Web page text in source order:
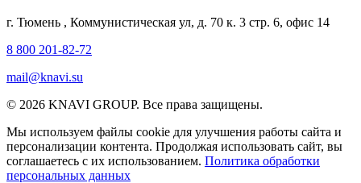
г. Тюмень , Коммунистическая ул, д. 70 к. 3 стр. 6, офис 14
8 800 201-82-72
mail@knavi.su
© 2026 KNAVI GROUP. Все права защищены.
Мы используем файлы cookie для улучшения работы сайта и
персонализации контента. Продолжая использовать сайт, вы
соглашаетесь с их использованием. Политика обработки
персональных данных